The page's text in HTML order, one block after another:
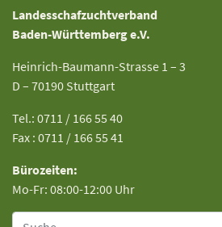
Landesschafzuchtverband
Baden-Württemberg e.V.
Heinrich-Baumann-Strasse 1 – 3
D – 70190 Stuttgart
Tel.: 0711 / 166 55 40
Fax : 0711 / 166 55 41
Bürozeiten:
Mo-Fr: 08:00-12:00 Uhr
Suche